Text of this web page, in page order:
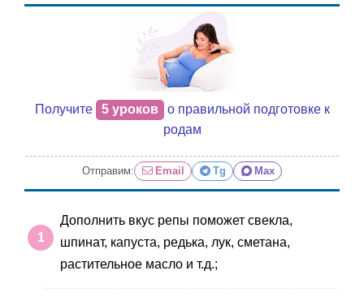
Получите 5 уроков
о правильной подготовке к
родам
Отправим: Email Tg Max
Дополнить вкус репы поможет свекла,
шпинат, капуста, редька, лук, сметана,
растительное масло и т.д.;